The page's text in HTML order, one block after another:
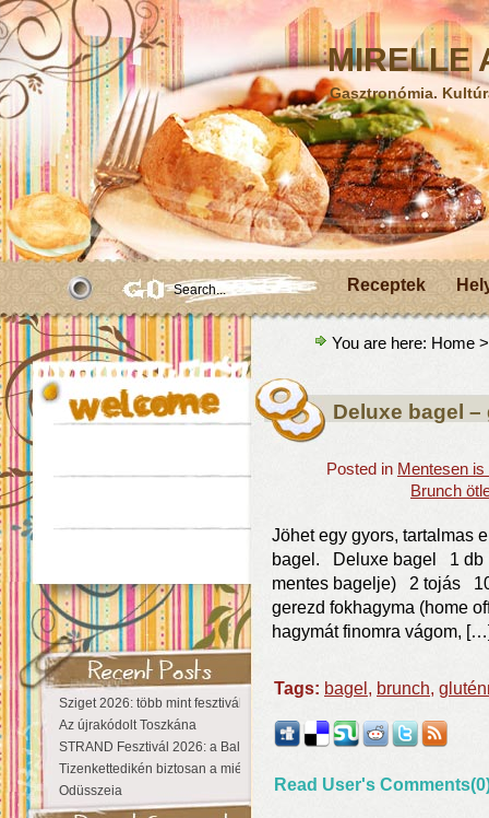
MIRELLE
Gasztronómia.
Receptek
Sziget 2026: több mint fesztivál, egy városnyi élmény
Az újrakódolt Toszkána
STRAND Fesztivál 2026: a Balaton partján a nyár még tart!
Tizenkettedikén biztosan a miénk a Sziget!
Odüsszeia
You are here: Home
Deluxe bagel
Posted in Mentesen
Brunch
Jöhet egy gyors, tartalmas
bagel. Deluxe bagel 1 db
mentes bagelje) 2 tojás
gerezd fokhagyma (home
hagymát finomra vágom,
Tags: bagel , brunch,
Read User's